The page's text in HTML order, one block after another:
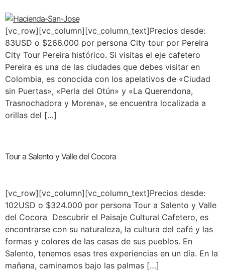
[vc_row][vc_column][vc_column_text]Precios desde:
83USD o $266.000 por persona City tour por Pereira
City Tour Pereira histórico. Si visitas el eje cafetero
Pereira es una de las ciudades que debes visitar en
Colombia, es conocida con los apelativos de «Ciudad
sin Puertas», «Perla del Otún» y «La Querendona,
Trasnochadora y Morena», se encuentra localizada a
orillas del […]
Tour a Salento y Valle del Cocora
[vc_row][vc_column][vc_column_text]Precios desde:
102USD o $324.000 por persona Tour a Salento y Valle
del Cocora Descubrir el Paisaje Cultural Cafetero, es
encontrarse con su naturaleza, la cultura del café y las
formas y colores de las casas de sus pueblos. En
Salento, tenemos esas tres experiencias en un día. En la
mañana, caminamos bajo las palmas […]